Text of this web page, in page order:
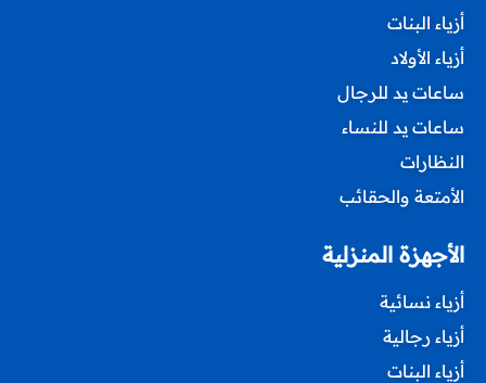
أزياء البنات
أزياء الأولاد
ساعات يد للرجال
ساعات يد للنساء
النظارات
الأمتعة والحقائب
الأجهزة المنزلية
أزياء نسائية
أزياء رجالية
أزياء البنات